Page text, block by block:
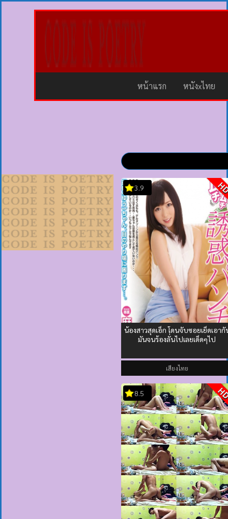
หน้าแรก หนังxไทย
3.9
น้องสาวสุดเอ็ก โดนจับซอยเย็ดเอากั
มันจนร้องลั่นไปเลยเด็ดๆไป
เสียงไทย
8.5